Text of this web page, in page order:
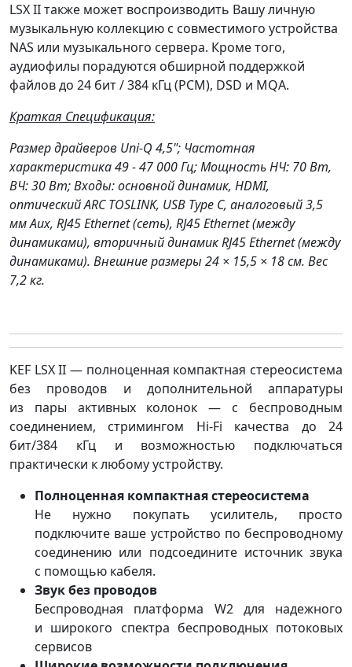
LSX II также может воспроизводить Вашу личную
музыкальную коллекцию с совместимого устройства
NAS или музыкального сервера. Кроме того,
аудиофилы порадуются обширной поддержкой
файлов до 24 бит / 384 кГц (PCM), DSD и MQA.
Краткая Спецификация:
Размер драйверов Uni-Q 4,5"; Частотная
характеристика 49 - 47 000 Гц; Мощность НЧ: 70 Вт,
ВЧ: 30 Вт; Входы: основной динамик, HDMI,
оптический ARC TOSLINK, USB Type C, аналоговый 3,5
мм Aux, RJ45 Ethernet (сеть), RJ45 Ethernet (между
динамиками), вторичный динамик RJ45 Ethernet (между
динамиками). Внешние размеры 24 × 15,5 × 18 см. Вес
7,2 кг.
KEF LSX II — полноценная компактная стереосистема
без проводов и дополнительной аппаратуры
из пары активных колонок — с беспроводным
соединением, стримингом Hi-Fi качества до 24
бит/384 кГц и возможностью подключаться
практически к любому устройству.
Полноценная компактная стереосистема
Не нужно покупать усилитель, просто
подключите ваше устройство по беспроводному
соединению или подсоедините источник звука
с помощью кабеля.
Звук без проводов
Беспроводная платформа W2 для надежного
и широкого спектра беспроводных потоковых
сервисов